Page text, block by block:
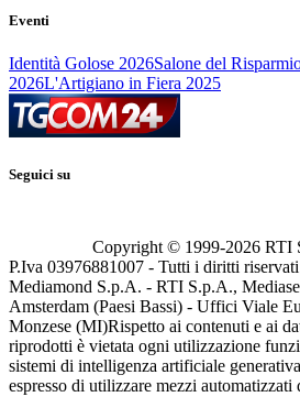
Eventi
Identità Golose 2026Salone del
2026L'Artigiano in Fiera 2025
Seguici su
Copyright © 1999-2026 RTI
P.Iva 03976881007 - Tutti i diritti
Mediamond S.p.A. - RTI S.p.A.,
Amsterdam (Paesi Bassi) - Uffici Viale
Monzese (MI)Rispetto ai contenuti e ai
riprodotti è vietata ogni utilizzazione
sistemi di intelligenza artificiale
espresso di utilizzare mezzi automatizzati